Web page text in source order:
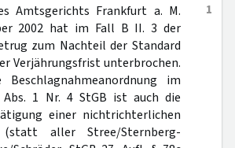
1
Amtsgerichts Frankfurt a. M.
2002 hat im Fall B II. 3 der
zum Nachteil der Standard
Verjährungsfrist unterbrochen.
im
Abs. 1 Nr. 4 StGB ist auch die
einer nichtrichterlichen
(statt aller Stree/Sternberg-